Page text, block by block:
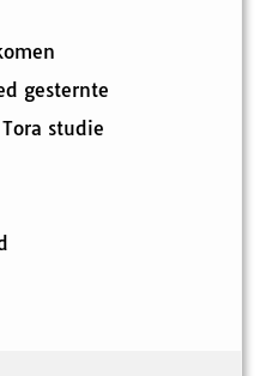
gesternte
studie